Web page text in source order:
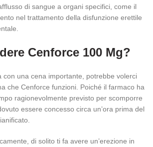
di sangue a organi specifici, come il
nel trattamento della disfunzione erettile
Cenforce 100 Mg?
con una cena importante, potrebbe volerci
che Cenforce funzioni. Poiché il farmaco ha
ragionevolmente previsto per scomporre
essere concesso circa un’ora prima del
di solito ti fa avere un’erezione in